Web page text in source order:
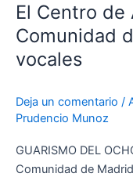
El Centro de
Comunidad
vocales
Deja un comentario /
Prudencio Munoz
GUARISMO DEL
Comunidad de
de
Asuntos
Taurinos
de
Comunidad
de